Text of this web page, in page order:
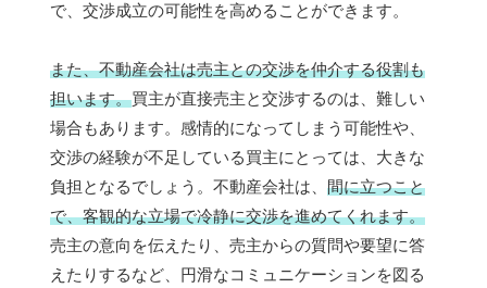
で、交渉成立の可能性を高めることができます。
また、不動産会社は売主との交渉を仲介する役割も
担います。買主が直接売主と交渉するのは、難しい
場合もあります。感情的になってしまう可能性や、
交渉の経験が不足している買主にとっては、大きな
負担となるでしょう。不動産会社は、 間に立つこと
で、客観的な立場で冷静に交渉を進めてくれます。
売主の意向を伝えたり、売主からの質問や要望に答
えたりするなど、円滑なコミュニケーションを図る